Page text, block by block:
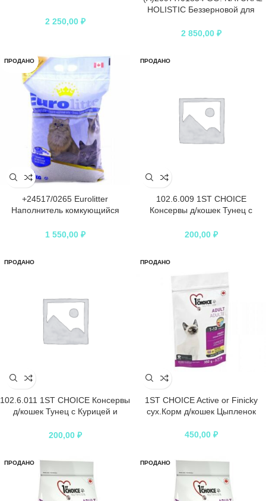
2 250,00 ₽
HOLISTIC Беззерновой для
пищеварением с треской
2 850,00 ₽
ПРОДАНО
+24517/0265 Eurolitter
Наполнитель комкующийся
1 550,00 ₽
ПРОДАНО
102.6.009 1ST CHOICE
Консервы д/кошек Тунец с
200,00 ₽
ПРОДАНО
102.6.011 1ST CHOICE Консервы
д/кошек Тунец с Курицей и
200,00 ₽
ПРОДАНО
1ST CHOICE Active or Finicky
сух.Корм д/кошек Цыпленок
450,00 ₽
ПРОДАНО ПРОДАНО